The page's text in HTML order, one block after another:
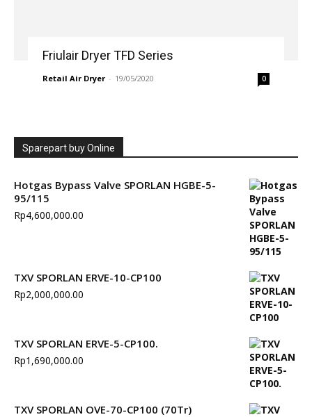
Friulair Dryer TFD Series
Retail Air Dryer - 19/05/2020 0
Sparepart buy Online
Hotgas Bypass Valve SPORLAN HGBE-5-
95/115
Rp4,600,000.00
TXV SPORLAN ERVE-10-CP100
Rp2,000,000.00
TXV SPORLAN ERVE-5-CP100.
Rp1,690,000.00
TXV SPORLAN OVE-70-CP100 (70Tr)